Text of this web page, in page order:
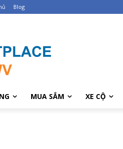
Blog
MUA SẮM XE CỘ